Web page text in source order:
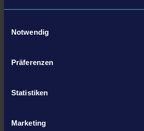
Notwendig
Präferenzen
Statistiken
Marketing
RAM: 4 GB
mit 2 GB+ RAM (Geforce GTX
ATI Radeon HD 68xx, 77xx oder
Netzwerkverbindung: Breitband-
Produkt Informationen
Entwickler: weltenbauer.
Published and distributed by
Entertainment and its logos are